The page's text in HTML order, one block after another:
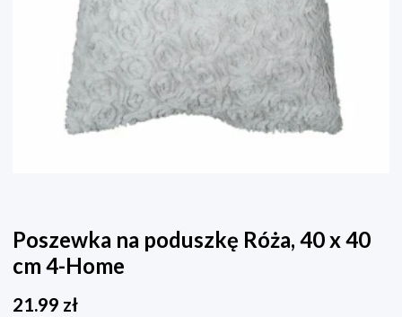
Poszewka na poduszkę Róża, 40 x 40
cm 4-Home
21.99 zł